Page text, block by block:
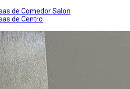
de Comedor Salon
de Centro